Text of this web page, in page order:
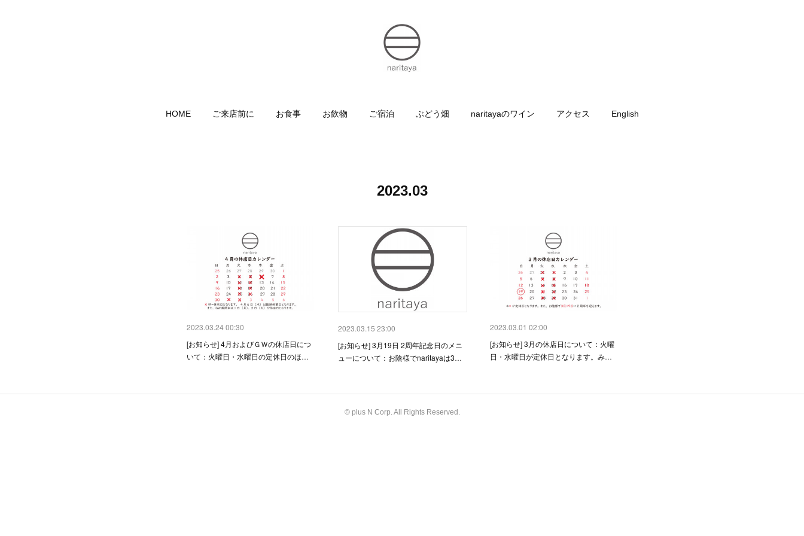
HOME ご来店前に お食事 お飲物 ご宿泊 ぶどう畑 naritayaのワイン アクセス English
2023.03
2023.03.24 00:30
[お知らせ] 4月およびＧＷの休店日につ
いて：火曜日・水曜日の定休日のほ…
2023.03.15 23:00
[お知らせ] 3月19日 2周年記念日のメニ
ューについて：お陰様でnaritayaは3…
2023.03.01 02:00
[お知らせ] 3月の休店日について：火曜
日・水曜日が定休日となります。み…
© plus N Corp. All Rights Reserved.